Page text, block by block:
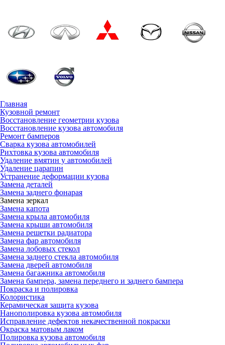
Главная
Кузовной ремонт
Восстановление геометрии кузова
Восстановление кузова автомобиля
Ремонт бамперов
Сварка кузова автомобилей
Рихтовка кузова автомобиля
Удаление вмятин у автомобилей
Удаление царапин
Устранение деформации кузова
Замена деталей
Замена заднего фонарая
Замена зеркал
Замена капота
Замена крыла автомобиля
Замена крыши автомобиля
Замена решетки радиатора
Замена фар автомобиля
Замена лобовых стекол
Замена заднего стекла автомобиля
Замена дверей автомобиля
Замена багажника автомобиля
Замена бампера, замена переднего и заднего бампера
Покраска и полировка
Колористика
Керамическая защита кузова
Нанополировка кузова автомобиля
Исправление дефектов некачественной покраски
Окраска матовым лаком
Полировка кузова автомобиля